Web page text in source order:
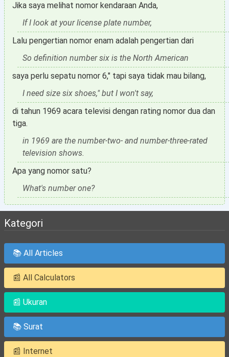
Jika saya melihat nomor kendaraan Anda,
If I look at your license plate number,
Lalu pengertian nomor enam adalah pengertian dari
So definition number six is the North American
saya perlu sepatu nomor 6," tapi saya tidak mau bilang,
I need size six shoes," but I won't say,
di tahun 1969 acara televisi dengan rating nomor dua dan
tiga.
in 1969 are the number-two- and number-three-rated
television shows.
Apa yang nomor satu?
What's number one?
Kategori
📚 All Articles
📰 All Calculators
📰 Ukuran
📚 Surat
📰 Internet